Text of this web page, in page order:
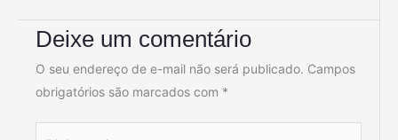
Deixe um comentário
O seu endereço de e-mail não será publicado. Campos
obrigatórios são marcados com *